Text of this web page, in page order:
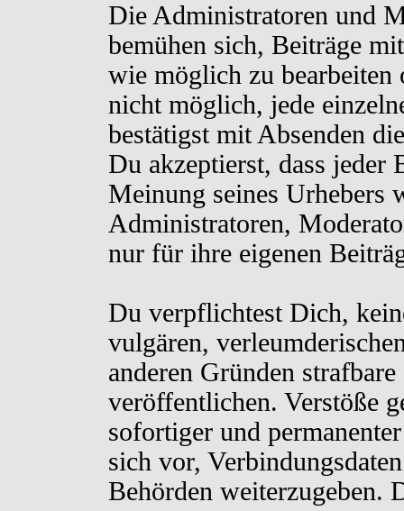
Die Administratoren und
bemühen sich, Beiträge
wie möglich zu bearbeiten
nicht möglich, jede
bestätigst mit Absenden
Du akzeptierst, dass jeder
Meinung seines Urhebers
Administratoren,
nur für ihre eigenen
Du verpflichtest Dich,
vulgären,
anderen Gründen
veröffentlichen. Verstöße
sofortiger und
sich vor,
Behörden weiterzugeben.